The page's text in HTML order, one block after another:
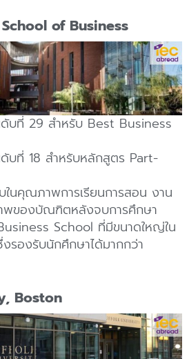
of Business
บที่ 29 สำหรับ Best Business
บที่ 18 สำหรับหลักสูตร Part-
ในคุณภาพการเรียนการสอน งาน
ของบัณฑิตหลังจบการศึกษา
School ที่มีขนาดใหญ่ใน
รองรับนักศึกษาได้มากกว่า
Boston